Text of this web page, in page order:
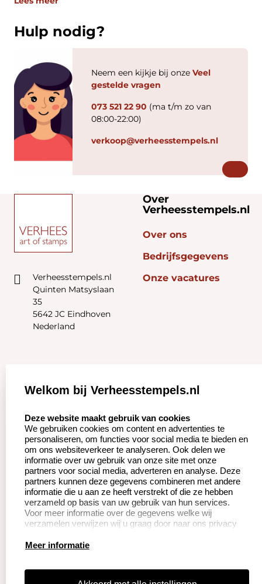
Hulp nodig?
Neem een kijkje bij onze Veel
gestelde vragen
073 521 22 90 (ma t/m zo van
08:00-22:00)
verkoop@verheesstempels.nl
Verheesstempels.nl
Quinten Matsyslaan
35
5642 JC Eindhoven
Nederland
Over
Verheesstempels.nl
Over ons
Bedrijfsgegevens
Onze vacatures
Zakelijk:
Betaling &
Verzending
Wederverkoper
worden
Klantenservice:
Veel gestelde vragen
Herroepingsrecht
Retourneren
Productinformatie:
Instructie voor
Aanleverspecificaties
Welkom bij Verheesstempels.nl
Deze website maakt gebruik van cookies
We gebruiken cookies om content en advertenties te
personaliseren, om functies voor social media te bieden en
om ons websiteverkeer te analyseren. Ook delen we
informatie over uw gebruik van onze site met onze
partners voor social media, adverteren en analyse. Deze
partners kunnen deze gegevens combineren met andere
informatie die u aan ze heeft verstrekt of die ze hebben
verzameld op basis van uw gebruik van hun services.
Voor meer informatie over de gegevens welke wij
verzamelen verwijzen wij u graag door naar ons privacy
Meer informatie